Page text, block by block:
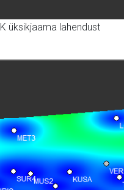
üksikjaama lahendust